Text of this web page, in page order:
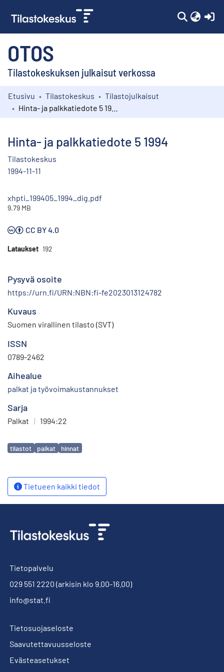
OTOS
Tilastokeskuksen julkaisut verkossa
Kokoelmat
Etusivu Tilastokeskus
Tilastojulkaisut
Hinta- ja palkkatiedote 5 1994
Tilastokeskus
1994-11-11
xhpti_199405_1994_dig.pdf
9.79 MB
CC BY 4.0
Lataukset 192
Pysyvä osoite
https://urn.fi/URN:NBN:fi-fe2023013124782
Kuvaus
Suomen virallinen tilasto (SVT)
ISSN
0789-2462
Aihealue
palkat ja työvoimakustannukset
Sarja
Palkat | 1994:22
Avainsanat
tilastot palkat hinnat
Tietueen kaikki tiedot
Tietopalvelu
029 551 2220 (arkisin klo 9.00-16.00)
info@stat.fi
Tietosuojaseloste
Saavutettavuusseloste
Evästeasetukset